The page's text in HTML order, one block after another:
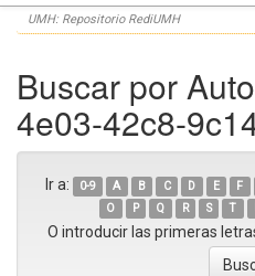
Skip
navigation
UMH: Repositorio RediUMH
Buscar por
4e03-42c8-
Ir a: 0-9 A B C D E F
O
P Q R S T
O introducir las primeras